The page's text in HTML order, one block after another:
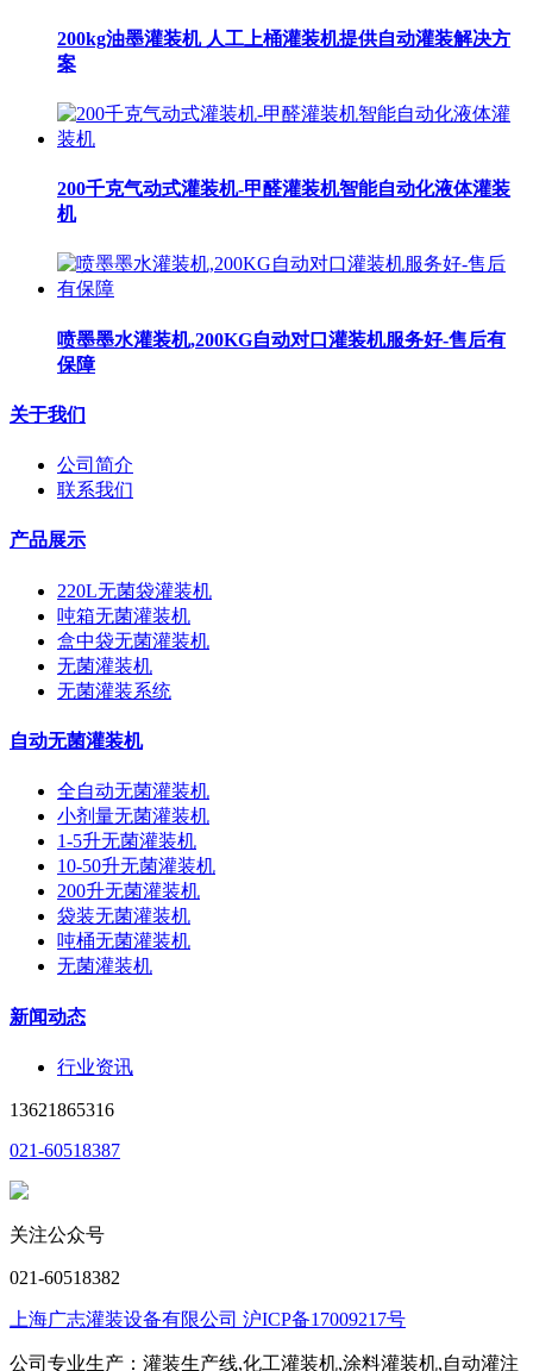
200kg油墨灌装机 人工上桶灌装机提供自动灌装解决方
案
200千克气动式灌装机-甲醛灌装机智能自动化液体灌装
机
喷墨墨水灌装机,200KG自动对口灌装机服务好-售后有
保障
关于我们
公司简介
联系我们
产品展示
220L无菌袋灌装机
吨箱无菌灌装机
盒中袋无菌灌装机
无菌灌装机
无菌灌装系统
自动无菌灌装机
全自动无菌灌装机
小剂量无菌灌装机
1-5升无菌灌装机
10-50升无菌灌装机
200升无菌灌装机
袋装无菌灌装机
吨桶无菌灌装机
无菌灌装机
新闻动态
行业资讯
13621865316
021-60518387
关注公众号
021-60518382
上海广志灌装设备有限公司 沪ICP备17009217号
公司专业生产：灌装生产线,化工灌装机,涂料灌装机,自动灌注